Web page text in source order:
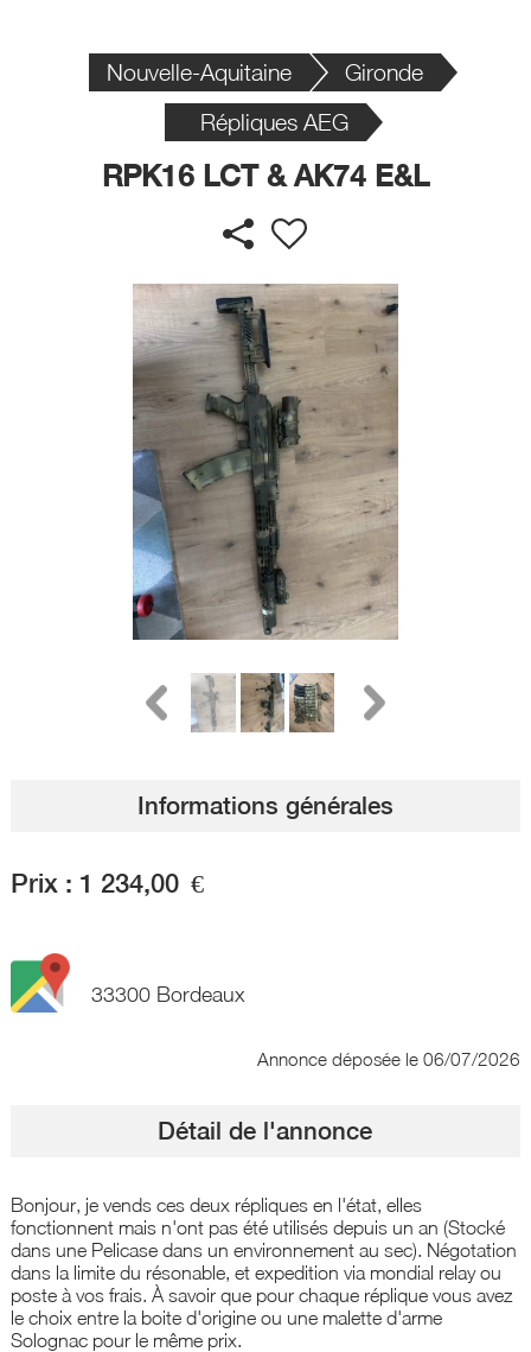
Nouvelle-Aquitaine
Gironde
Répliques AEG
RPK16 LCT & AK74 E&L
Informations générales
Prix : 1 234,00 €
33300 Bordeaux
Annonce déposée le 06/07/2026
Détail de l'annonce
Bonjour, je vends ces deux répliques en l'état, elles
fonctionnent mais n'ont pas été utilisés depuis un an (Stocké
dans une Pelicase dans un environnement au sec). Négotation
dans la limite du résonable, et expedition via mondial relay ou
poste à vos frais. À savoir que pour chaque réplique vous avez
le choix entre la boite d'origine ou une malette d'arme
Solognac pour le même prix.